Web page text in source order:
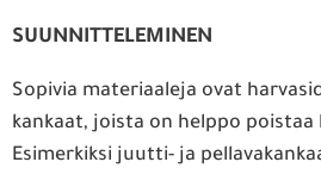
SUUNNITTELEMINEN
Sopivia materiaaleja ovat
kankaat, joista on helppo poistaa
Esimerkiksi juutti- ja